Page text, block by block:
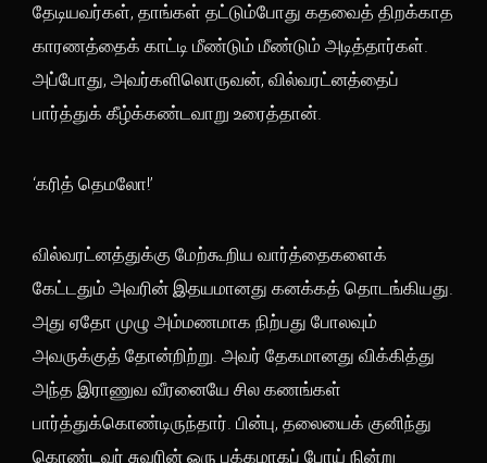
தேடியவர்கள், தாங்கள் தட்டும்போது கதவைத் திறக்காத
காரணத்தைக் காட்டி மீண்டும் மீண்டும் அடித்தார்கள்.
அப்போது, அவர்களிலொருவன், வில்வரட்னத்தைப்
பார்த்துக் கீழ்க்கண்டவாறு உரைத்தான்.
‘கரித் தெமலோ!’
வில்வரட்னத்துக்கு மேற்கூறிய வார்த்தைகளைக்
கேட்டதும் அவரின் இதயமானது கனக்கத் தொடங்கியது.
அது ஏதோ முழு அம்மணமாக நிற்பது போலவும்
அவருக்குத் தோன்றிற்று. அவர் தேகமானது விக்கித்து
அந்த இராணுவ வீரனையே சில கணங்கள்
பார்த்துக்கொண்டிருந்தார். பின்பு, தலையைக் குனிந்து
கொண்டவர் சுவரின் ஒரு பக்கமாகப் போய் நின்று